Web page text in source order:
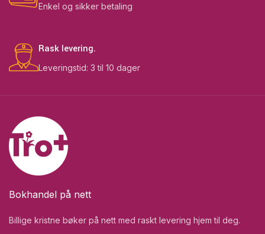
Enkel og sikker betaling
Rask levering.
Leveringstid: 3 til 10 dager
Bokhandel på nett
Billige kristne bøker på nett med raskt levering hjem til deg.